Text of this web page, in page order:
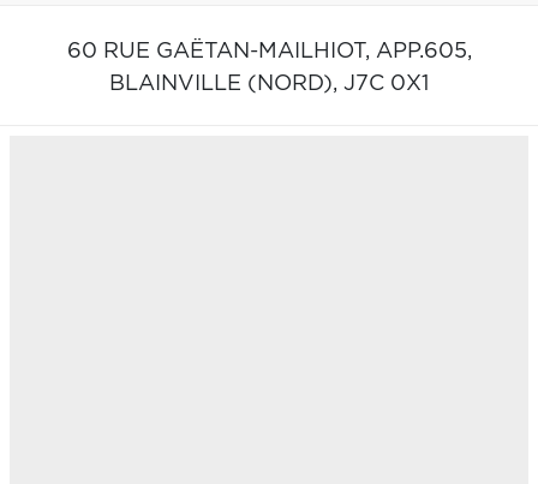
60 RUE GAËTAN-MAILHIOT, APP.605,
BLAINVILLE (NORD), J7C 0X1